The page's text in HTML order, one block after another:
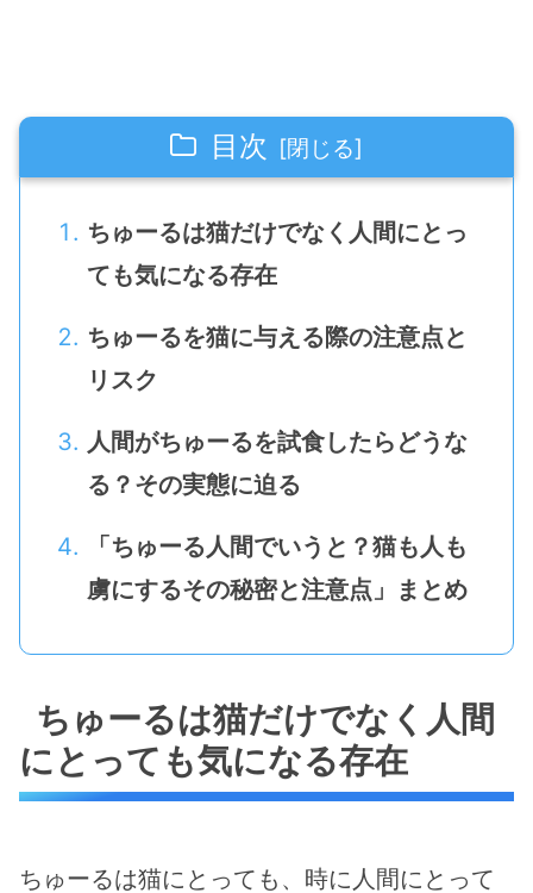
目次
ちゅーるは猫だけでなく人間にとっ
ても気になる存在
ちゅーるを猫に与える際の注意点と
リスク
人間がちゅーるを試食したらどうな
る？その実態に迫る
「ちゅーる人間でいうと？猫も人も
虜にするその秘密と注意点」まとめ
ちゅーるは猫だけでなく人間
にとっても気になる存在
ちゅーるは猫にとっても、時に人間にとって